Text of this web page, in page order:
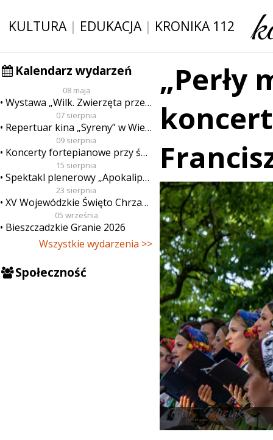
KULTURA| EDUKACJA| KRONIKA 112
Kalendarz wydarzeń
08 maja
Wystawa „Wilk. Zwierzęta przeklęte”
07 sierpnia
Repertuar kina „Syreny” w Wieluniu w dn. od 7 do 13 sierpnia
09 sierpnia
Koncerty fortepianowe przy świecach
15 sierpnia
Spektakl plenerowy „Apokalipsa”
23 sierpnia
XV Wojewódzkie Święto Chrzanu
05 września
Bieszczadzkie Granie 2026
Wszystkie wydarzenia >>
Społeczność
„Perły